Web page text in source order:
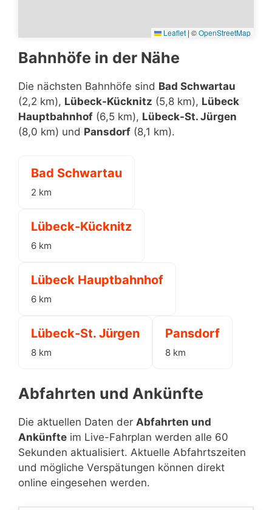
Leaflet | ©OpenStreetMap
Bahnhöfe in der Nähe
Die nächsten Bahnhöfe sind Bad Schwartau
(2,2 km), Lübeck-Kücknitz (5,8 km), Lübeck
Hauptbahnhof (6,5 km), Lübeck-St. Jürgen
(8,0 km) und Pansdorf (8,1 km).
Bad Schwartau
2 km
Lübeck-Kücknitz
6 km
Lübeck Hauptbahnhof
6 km
Lübeck-St. Jürgen
8 km
Pansdorf
8 km
Abfahrten und Ankünfte
Die aktuellen Daten der Abfahrten und
Ankünfte im Live-Fahrplan werden alle 60
Sekunden aktualisiert. Aktuelle Abfahrtszeiten
und mögliche Verspätungen können direkt
online eingesehen werden.